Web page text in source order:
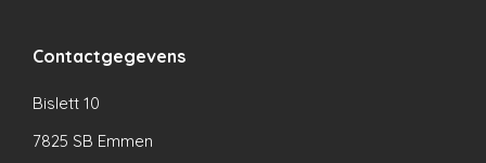
Contactgegevens
Bislett 10
7825 SB Emmen